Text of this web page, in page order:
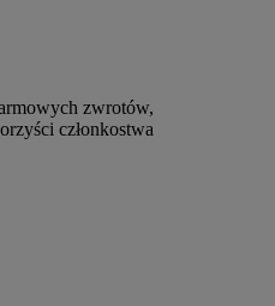
zwrotów,
członkostwa